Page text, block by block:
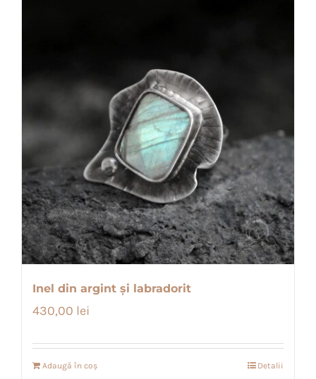
Inel din argint și labradorit
430,00 lei
Adaugă în coș Detalii